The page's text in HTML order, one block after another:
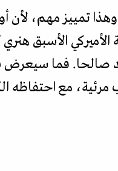
تمييز مهم، لأن
الأميركي الأسبق
يعد صالحا. فما
مع احتفاظه